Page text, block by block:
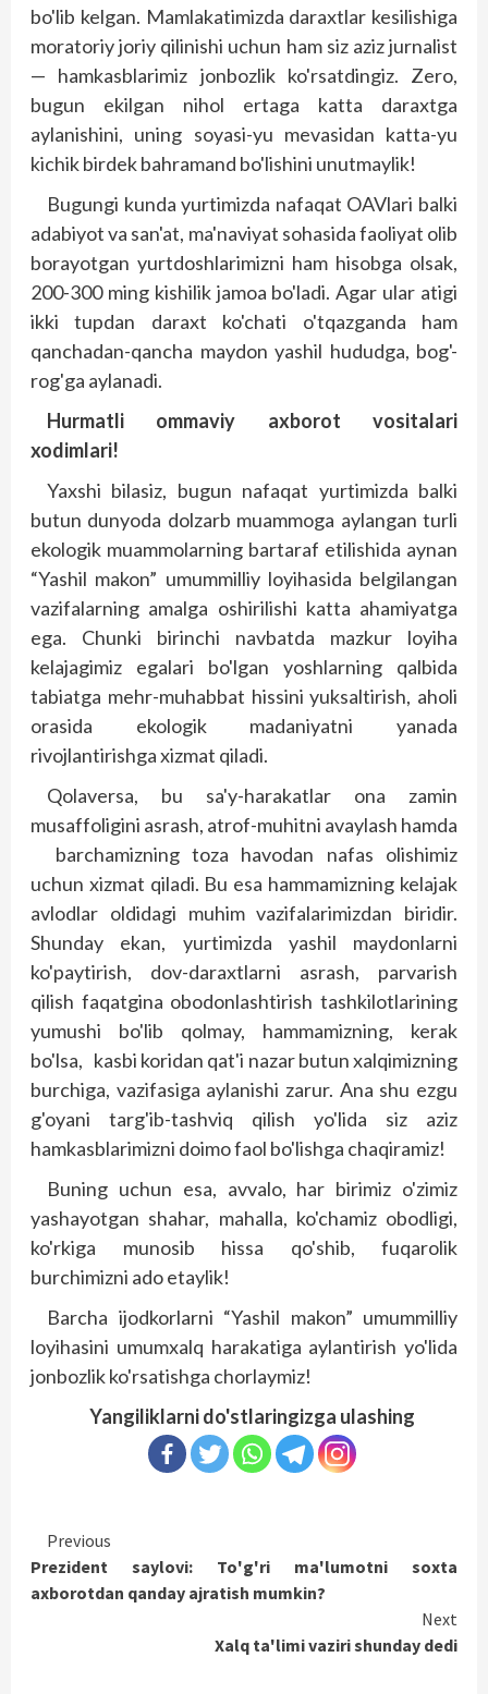
bo'lib kelgan. Mamlakatimizda daraxtlar kesilishiga
moratoriy joriy qilinishi uchun ham siz aziz jurnalist
— hamkasblarimiz jonbozlik ko'rsatdingiz. Zero,
bugun ekilgan nihol ertaga katta daraxtga
aylanishini, uning soyasi-yu mevasidan katta-yu
kichik birdek bahramand bo'lishini unutmaylik!
Bugungi kunda yurtimizda nafaqat OAVlari balki
adabiyot va san'at, ma'naviyat sohasida faoliyat olib
borayotgan yurtdoshlarimizni ham hisobga olsak,
200-300 ming kishilik jamoa bo'ladi. Agar ular atigi
ikki tupdan daraxt ko'chati o'tqazganda ham
qanchadan-qancha maydon yashil hududga, bog'-
rog'ga aylanadi.
Hurmatli ommaviy axborot vositalari
xodimlari!
Yaxshi bilasiz, bugun nafaqat yurtimizda balki
butun dunyoda dolzarb muammoga aylangan turli
ekologik muammolarning bartaraf etilishida aynan
“Yashil makon” umummilliy loyihasida belgilangan
vazifalarning amalga oshirilishi katta ahamiyatga
ega. Chunki birinchi navbatda mazkur loyiha
kelajagimiz egalari bo'lgan yoshlarning qalbida
tabiatga mehr-muhabbat hissini yuksaltirish, aholi
orasida ekologik madaniyatni yanada
rivojlantirishga xizmat qiladi.
Qolaversa, bu sa'y-harakatlar ona zamin
musaffoligini asrash, atrof-muhitni avaylash hamda
barchamizning toza havodan nafas olishimiz
uchun xizmat qiladi. Bu esa hammamizning kelajak
avlodlar oldidagi muhim vazifalarimizdan biridir.
Shunday ekan, yurtimizda yashil maydonlarni
ko'paytirish, dov-daraxtlarni asrash, parvarish
qilish faqatgina obodonlashtirish tashkilotlarining
yumushi bo'lib qolmay, hammamizning, kerak
bo'lsa, kasbi koridan qat'i nazar butun xalqimizning
burchiga, vazifasiga aylanishi zarur. Ana shu ezgu
g'oyani targ'ib-tashviq qilish yo'lida siz aziz
hamkasblarimizni doimo faol bo'lishga chaqiramiz!
Buning uchun esa, avvalo, har birimiz o'zimiz
yashayotgan shahar, mahalla, ko'chamiz obodligi,
ko'rkiga munosib hissa qo'shib, fuqarolik
burchimizni ado etaylik!
Barcha ijodkorlarni “Yashil makon” umummilliy
loyihasini umumxalq harakatiga aylantirish yo'lida
jonbozlik ko'rsatishga chorlaymiz!
Yangiliklarni do'stlaringizga ulashing
Continue
Reading
Previous
Prezident saylovi: To'g'ri ma'lumotni soxta
axborotdan qanday ajratish mumkin?
Next
Xalq ta'limi vaziri shunday dedi